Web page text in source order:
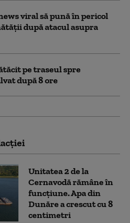
viral să pună în pericol
după atacul asupra
pe traseul spre
după 8 ore
Unitatea 2 de la
Cernavodă rămâne în
funcțiune. Apa din
Dunăre a crescut cu 8
centimetri